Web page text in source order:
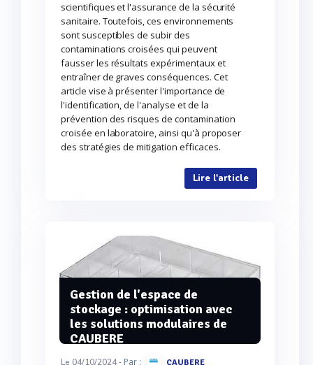
scientifiques et l'assurance de la sécurité
sanitaire. Toutefois, ces environnements
sont susceptibles de subir des
contaminations croisées qui peuvent
fausser les résultats expérimentaux et
entraîner de graves conséquences. Cet
article vise à présenter l'importance de
l'identification, de l'analyse et de la
prévention des risques de contamination
croisée en laboratoire, ainsi qu'à proposer
des stratégies de mitigation efficaces.
Lire l'article
Gestion de l'espace de
stockage : optimisation avec
les solutions modulaires de
CAUBERE
Le 04/10/2024- Par : CAUBERE